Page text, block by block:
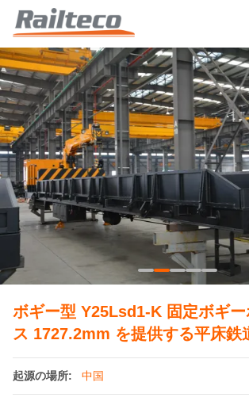
ボギー型 Y25Lsd1-K 固定ボギ
ス 1727.2mm を提供する平床鉄
起源の場所: 中国